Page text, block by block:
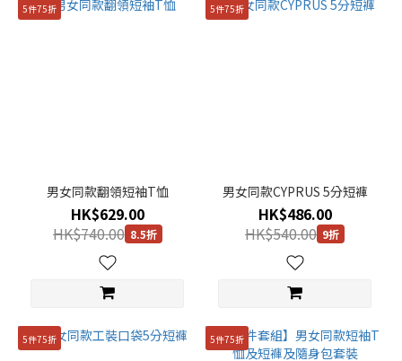
5件75折
男女同款翻領短袖T恤
HK$629.00
HK$740.00 8.5折
5件75折
男女同款CYPRUS 5分短褲
HK$486.00
HK$540.00 9折
5件75折 5件75折